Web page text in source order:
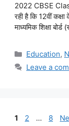
2022 CBSE
रही है कि 12वीं
माध्यमिक शिक्षा
Categories
Education,
Leave a
Page
1 Page
2 … Page
8